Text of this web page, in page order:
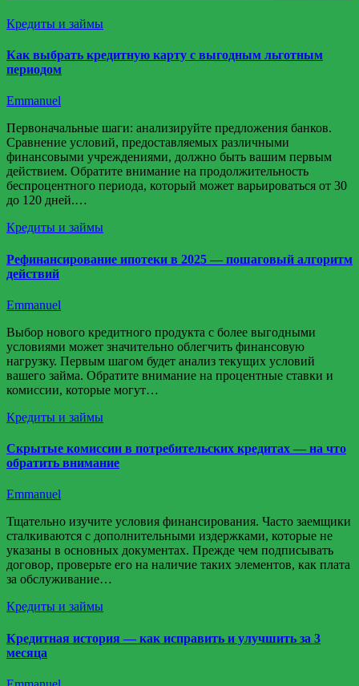
Кредиты и займы
Как выбрать кредитную карту с выгодным льготным
периодом
Emmanuel
Первоначальные шаги: анализируйте предложения банков.
Сравнение условий, предоставляемых различными
финансовыми учреждениями, должно быть вашим первым
действием. Обратите внимание на продолжительность
беспроцентного периода, который может варьироваться от 30
до 120 дней.…
Кредиты и займы
Рефинансирование ипотеки в 2025 — пошаговый алгоритм
действий
Emmanuel
Выбор нового кредитного продукта с более выгодными
условиями может значительно облегчить финансовую
нагрузку. Первым шагом будет анализ текущих условий
вашего займа. Обратите внимание на процентные ставки и
комиссии, которые могут…
Кредиты и займы
Скрытые комиссии в потребительских кредитах — на что
обратить внимание
Emmanuel
Тщательно изучите условия финансирования. Часто заемщики
сталкиваются с дополнительными издержками, которые не
указаны в основных документах. Прежде чем подписывать
договор, проверьте его на наличие таких элементов, как плата
за обслуживание…
Кредиты и займы
Кредитная история — как исправить и улучшить за 3
месяца